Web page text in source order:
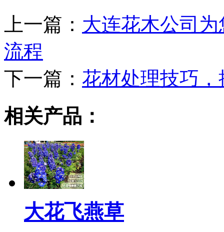
上一篇： 大连花木公司
流程
下一篇： 花材处理技巧
相关产品：
大花飞燕草